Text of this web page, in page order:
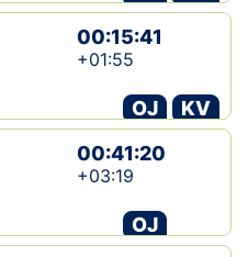
00:15:41
+01:55
OJ
KV
00:41:20
+03:19
OJ